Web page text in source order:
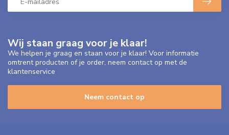
Wij staan graag voor je klaar!
We helpen je graag en staan voor je klaar! Voor informatie
omtrent producten of je order, neem contact op met de
klantenservice
Neem contact op